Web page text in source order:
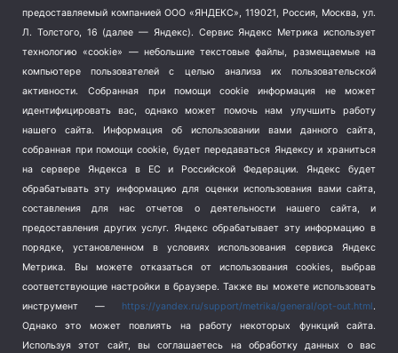
Терроризм (1)
Транспорт (262)
Туризм (178)
Флот (76)
Школа и спорт (2)
Экология (8)
Экономика (1172)
предоставляемый компанией ООО «ЯНДЕКС», 119021, Россия, Москва, ул.
Л. Толстого, 16 (далее — Яндекс). Сервис Яндекс Метрика использует
технологию «cookie» — небольшие текстовые файлы, размещаемые на
компьютере пользователей с целью анализа их пользовательской
активности.
Собранная при помощи cookie информация не может
идентифицировать вас, однако может помочь нам улучшить работу
нашего сайта. Информация об использовании вами данного сайта,
собранная при помощи cookie, будет передаваться Яндексу и храниться
на сервере Яндекса в ЕС и Российской Федерации. Яндекс будет
обрабатывать эту информацию для оценки использования вами сайта,
составления для нас отчетов о деятельности нашего сайта, и
предоставления других услуг. Яндекс обрабатывает эту информацию в
порядке, установленном в условиях использования сервиса Яндекс
Метрика.
Вы можете отказаться от использования cookies, выбрав
соответствующие настройки в браузере. Также вы можете использовать
инструмент — https://yandex.ru/support/metrika/general/opt-out.html.
Однако это может повлиять на работу некоторых функций сайта.
Используя этот сайт, вы соглашаетесь на обработку данных о вас